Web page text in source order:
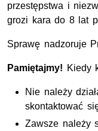
przestępstwa i
grozi kara do 8 lat
Sprawę nadzoruje
Pamiętajmy! Kiedy
Nie należy
skontaktować
Zawsze należy